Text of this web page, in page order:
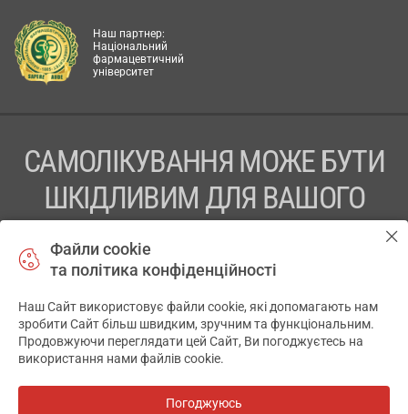
Наш партнер:
Національний
фармацевтичний
університет
САМОЛІКУВАННЯ МОЖЕ БУТИ
ШКІДЛИВИМ ДЛЯ ВАШОГО
ПЕРЕД ЗАСТОСУВАННЯМ ПРЕПАРАТУ ПРОКОНСУЛЬТУЙТЕСЬ
ТОВ «АПТЕКА 911.ЮА» Код ЄДРПОУ 43631965.
Відмова від відповідальності
© 2014-2026. Медична інформаційна система АПТЕКА911.ЮА
Файли cookie
та політика конфіденційності
Наш Сайт використовує файли cookie, які допомагають нам
зробити Сайт більш швидким, зручним та функціональним.
Продовжуючи переглядати цей Сайт, Ви погоджуєтесь на
використання нами файлів cookie.
Погоджуюсь
✕